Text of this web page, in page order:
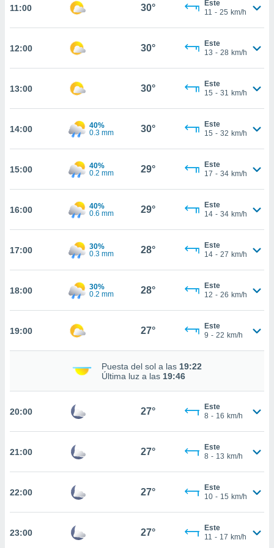
se
o
Puedes
acceder a
únicos
este sitio
de
posible
traten tus
a lo que
su
11:00 30°
Este
11 - 25 km/h
12:00 30°
Este
13 - 28 km/h
13:00 30°
Este
15 - 31 km/h
14:00
40%
0.3 mm
30°
Este
15 - 32 km/h
15:00
40%
0.2 mm
29°
Este
17 - 34 km/h
16:00
40%
0.6 mm
29°
Este
14 - 34 km/h
17:00
30%
0.3 mm
28°
Este
14 - 27 km/h
18:00
30%
0.2 mm
28°
Este
12 - 26 km/h
19:00 27°
Este
9 - 22 km/h
Puesta del sol a las 19:22
Última luz a las 19:46
20:00 27°
Este
8 - 16 km/h
21:00 27°
Este
8 - 13 km/h
22:00 27°
Este
10 - 15 km/h
23:00 27°
Este
11 - 17 km/h